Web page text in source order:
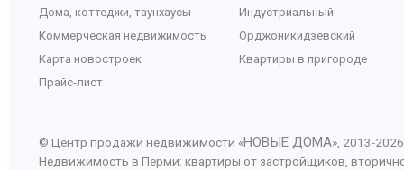
Дома, коттеджи, таунхаусы
Коммерческая недвижимость
Карта новостроек
Прайс-лист
Индустриальный
Орджоникидзевский
Квартиры в пригороде
© Центр продажи недвижимости «НОВЫЕ ДОМА», 2013-2026
Недвижимость в Перми: квартиры от застройщиков,